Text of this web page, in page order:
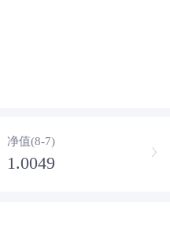
净值(8-7)
1.0049